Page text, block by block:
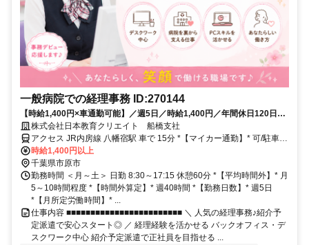
一般病院での経理事務 ID:270144
【時給1,400円×車通勤可能】／週5日／時給1,400円／年間休日120日／
30代活躍中／日祝休み／正社員前提／経験者／経理事務／車通勤可能
株式会社日本教育クリエイト 船橋支社
アクセス JR内房線 八幡宿駅 車で 15分 *【マイカー通勤】* 可/駐車場
無料
時給1,400円以上
千葉県市原市
勤務時間 ＜月～土＞ 日勤 8:30～17:15 休憩60分 *【平均時間外】* 月
5～10時間程度 *【時間外算定】* 週40時間 *【勤務日数】* 週5日
*【月所定労働時間】* ...
仕事内容 ■■■■■■■■■■■■■■■■■■■■■■■■ ＼ 人気の経理事務♪紹介予
定派遣で安心スタート◎ ／ 経理経験を活かせる バックオフィス・デ
スクワーク中心 紹介予定派遣で正社員を目指せる ...